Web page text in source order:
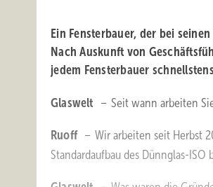
Ein Fensterbauer, der bei
Nach Auskunft von
jedem Fensterbauer
Glaswelt – Seit wann arbeiten
Ruoff – Wir arbeiten seit Herbst
Standardaufbau des Dünnglas-